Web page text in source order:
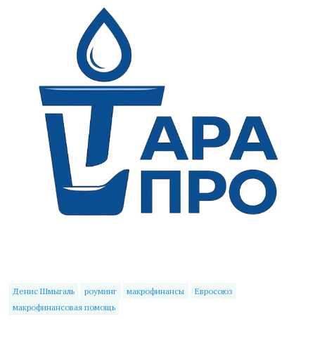
Денис Шмыгаль роуминг макрофинансы
Евросоюз
макрофинансовая помощь